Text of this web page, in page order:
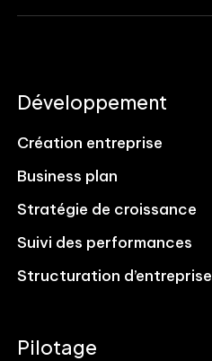
Développement
Création entreprise
Business plan
Stratégie de croissance
Suivi des performances
Structuration d’entreprise
Pilotage